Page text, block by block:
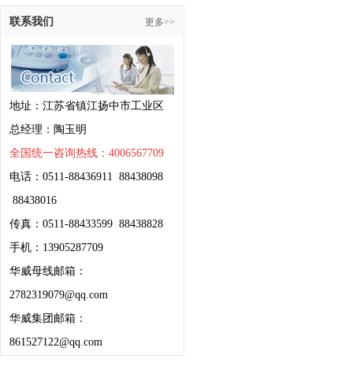
联系我们 更多>>
地址：江苏省镇江扬中市工业区
总经理：陶玉明
全国统一咨询热线：4006567709
电话：0511-88436911 88438098
88438016
传真：0511-88433599 88438828
手机：13905287709
华威母线邮箱：
2782319079@qq.com
华威集团邮箱：
861527122@qq.com